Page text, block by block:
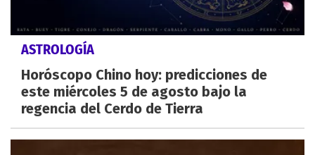
ASTROLOGÍA
Horóscopo Chino hoy: predicciones de
este miércoles 5 de agosto bajo la
regencia del Cerdo de Tierra